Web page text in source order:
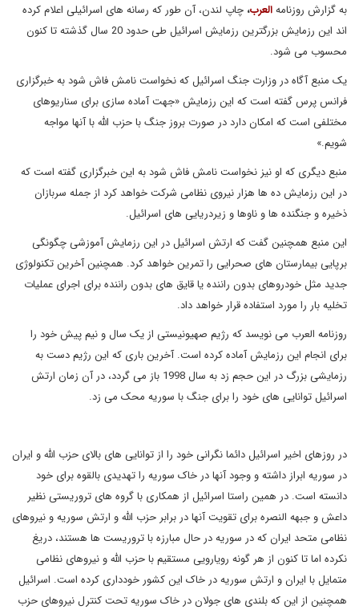
به گزارش روزنامهالعرب، چاپ لندن، آن طور که رسانه های اسرائیلی اعلام کرده
اند این رزمایش بزرگترین رزمایش اسرائیل طی حدود 20 سال گذشته تا کنون
محسوب می شود.
یک منبع آگاه در وزارت جنگ اسرائیل که نخواست نامش فاش شود به خبرگزاری
فرانس پرس گفته است که این رزمایش «جهت آماده سازی برای سناریوهای
مختلفی است که امکان دارد در صورت بروز جنگ با حزب الله با آنها مواجه
شویم.»
منبع دیگری که او نیز نخواست نامش فاش شود به این خبرگزاری گفته است که
در این رزمایش ده ها هزار نیروی نظامی شرکت خواهد کرد از جمله سربازان
ذخیره و جنگنده ها و ناوها و زیردریایی های اسرائیل.
این منبع همچنین گفت که ارتش اسرائیل در این رزمایش آموزشی چگونگی
برپایی بیمارستان های صحرایی را تمرین خواهد کرد. همچنین آخرین تکنولوژی
جدید مثل خودروهای بدون راننده یا قایق های بدون راننده برای اجرای عملیات
تخلیه بار را مورد استفاده قرار خواهد داد.
روزنامه العرب می نویسد که رژیم صهیونیستی از یک سال و نیم پیش خود را
برای انجام این رزمایش آماده کرده است. آخرین باری که این رژیم دست به
رزمایشی بزرگ در این حجم زد به سال 1998 باز می گردد، در آن زمان ارتش
اسرائیل توانایی های خود را برای جنگ با سوریه محک می زد.
در روزهای اخیر اسرائیل دائما نگرانی خود را از توانایی های بالای حزب الله و ایران
در سوریه ابراز داشته و وجود آنها در خاک سوریه را تهدیدی بالقوه برای خود
دانسته است. در همین راستا اسرائیل از همکاری با گروه های تروریستی نظیر
داعش و جبهه النصره برای تقویت آنها در برابر حزب الله و ارتش سوریه و نیروهای
نظامی متحد ایران که در سوریه در حال مبارزه با تروریست ها هستند، دریغ
نکرده اما تا کنون از هر گونه رویارویی مستقیم با حزب الله و نیروهای نظامی
متمایل با ایران و ارتش سوریه در خاک این کشور خودداری کرده است. اسرائیل
همچنین از این که بلندی های جولان در خاک سوریه تحت کنترل نیروهای حزب